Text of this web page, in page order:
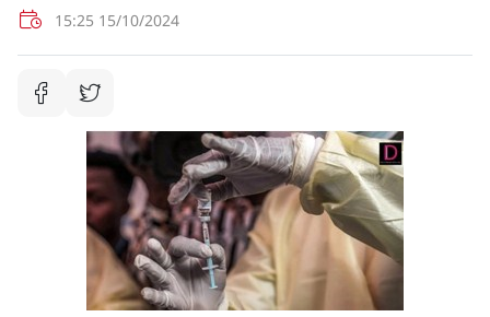
15:25 15/10/2024